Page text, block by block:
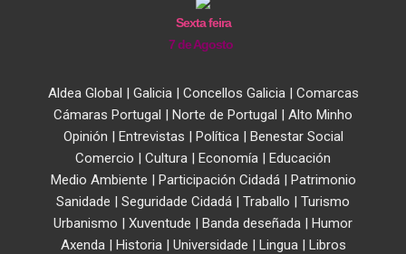
Sexta feira
7 de Agosto
Aldea Global | Galicia| Concellos Galicia| Comarcas
Cámaras Portugal | Norte de Portugal | Alto Minho
Opinión | Entrevistas | Política| Benestar Social
Comercio | Cultura | Economía | Educación
Medio Ambiente | Participación Cidadá| Patrimonio
Sanidade | Seguridade Cidadá | Traballo | Turismo
Urbanismo | Xuventude | Banda deseñada | Humor
Axenda| Historia| Universidade | Lingua| Libros